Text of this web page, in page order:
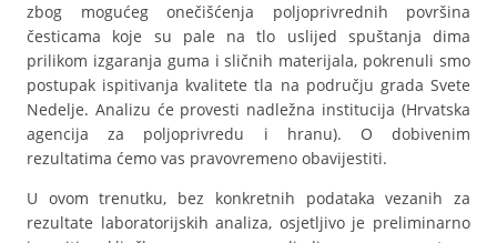
zbog mogućeg onečišćenja poljoprivrednih površina
česticama koje su pale na tlo uslijed spuštanja dima
prilikom izgaranja guma i sličnih materijala, pokrenuli smo
postupak ispitivanja kvalitete tla na području grada Svete
Nedelje. Analizu će provesti nadležna institucija (Hrvatska
agencija za poljoprivredu i hranu). O dobivenim
rezultatima ćemo vas pravovremeno obavijestiti.
U ovom trenutku, bez konkretnih podataka vezanih za
rezultate laboratorijskih analiza, osjetljivo je preliminarno